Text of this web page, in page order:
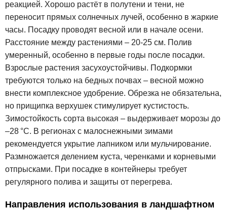
реакцией. Хорошо растёт в полутени и тени, не
переносит прямых солнечных лучей, особенно в жаркие
часы. Посадку проводят весной или в начале осени.
Расстояние между растениями – 20-25 см. Полив
умеренный, особенно в первые годы после посадки.
Взрослые растения засухоустойчивы. Подкормки
требуются только на бедных почвах – весной можно
внести комплексное удобрение. Обрезка не обязательна,
но прищипка верхушек стимулирует кустистость.
Зимостойкость сорта высокая – выдерживает морозы до
–28 °C. В регионах с малоснежными зимами
рекомендуется укрытие лапником или мульчирование.
Размножается делением куста, черенками и корневыми
отпрысками. При посадке в контейнеры требует
регулярного полива и защиты от перегрева.
Направления использования в ландшафтном